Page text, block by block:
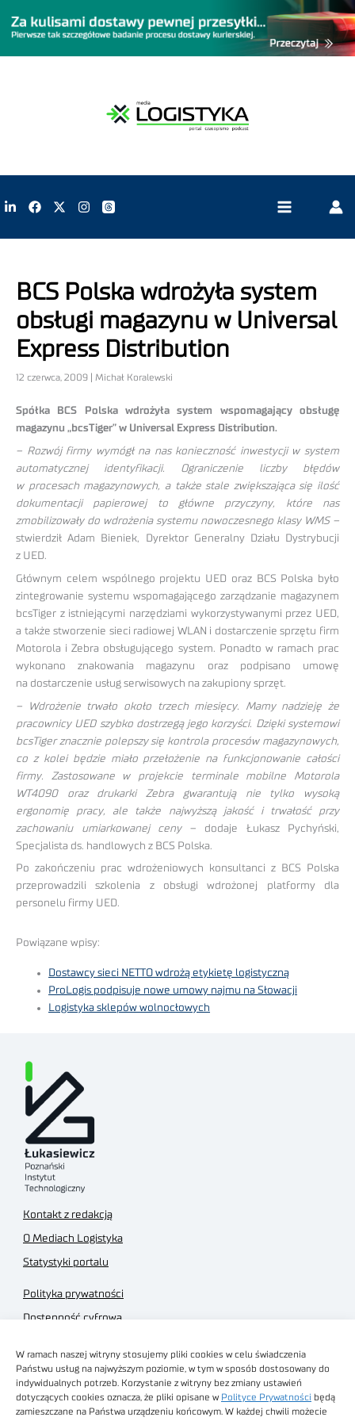
W ramach naszej witryny stosujemy pliki cookies w celu świadczenia
Państwu usług na najwyższym poziomie, w tym w sposób dostosowany do
indywidualnych potrzeb. Korzystanie z witryny bez zmiany ustawień
dotyczących cookies oznacza, że pliki opisane w Polityce Prywatności będą
zamieszczane na Państwa urządzeniu końcowym. W każdej chwili możecie
BCS Polska wdrożyła system
obsługi magazynu w Universal
Express Distribution
12 czerwca, 2009 | Michał Koralewski
Spółka BCS Polska wdrożyła system wspomagający obsługę
magazynu „bcsTiger” w Universal Express Distribution.
– Rozwój firmy wymógł na nas konieczność inwestycji w system
automatycznej identyfikacji. Ograniczenie liczby błędów
w procesach magazynowych, a także stale zwiększająca się ilość
dokumentacji papierowej to główne przyczyny, które nas
zmobilizowały do wdrożenia systemu nowoczesnego klasy WMS –
stwierdził Adam Bieniek, Dyrektor Generalny Działu Dystrybucji
z UED.
Głównym celem wspólnego projektu UED oraz BCS Polska było
zintegrowanie systemu wspomagającego zarządzanie magazynem
bcsTiger z istniejącymi narzędziami wykorzystywanymi przez UED,
a także stworzenie sieci radiowej WLAN i dostarczenie sprzętu firm
Motorola i Zebra obsługującego system. Ponadto w ramach prac
wykonano znakowania magazynu oraz podpisano umowę
na dostarczenie usług serwisowych na zakupiony sprzęt.
– Wdrożenie trwało około trzech miesięcy. Mamy nadzieję że
pracownicy UED szybko dostrzegą jego korzyści. Dzięki systemowi
bcsTiger znacznie polepszy się kontrola procesów magazynowych,
co z kolei będzie miało przełożenie na funkcjonowanie całości
firmy. Zastosowane w projekcie terminale mobilne Motorola
WT4090 oraz drukarki Zebra gwarantują nie tylko wysoką
ergonomię pracy, ale także najwyższą jakość i trwałość przy
zachowaniu umiarkowanej ceny– dodaje Łukasz Pychyński,
Specjalista ds. handlowych z BCS Polska.
Po zakończeniu prac wdrożeniowych konsultanci z BCS Polska
przeprowadzili szkolenia z obsługi wdrożonej platformy dla
personelu firmy UED.
Powiązane wpisy:
Dostawcy sieci NETTO wdrożą etykietę logistyczną
ProLogis podpisuje nowe umowy najmu na Słowacji
Logistyka sklepów wolnocłowych
Kontakt z redakcją
O Mediach Logistyka
Statystyki portalu
Polityka prywatności
Dostępność cyfrowa
Regulamin sklepu